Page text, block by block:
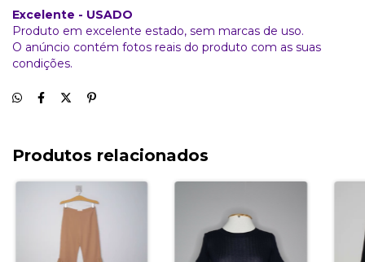
Excelente - USADO
Produto em excelente estado, sem marcas de uso.
O anúncio contém fotos reais do produto com as suas
condições.
Produtos relacionados